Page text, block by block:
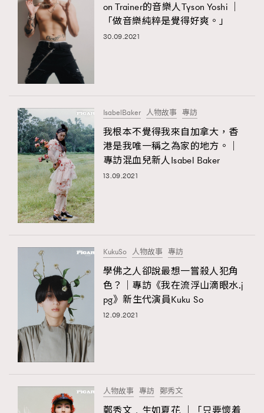
on Trainer的音樂人Tyson Yoshi ｜
「做音樂純粹是覺得好爽。」
30.09.2021
IsabelBaker 人物故事 專訪
我根本不覺得我來自加拿大，香
港是我唯一稱之為家的地方。｜
專訪混血兒新人Isabel Baker
13.09.2021
KukuSo 人物故事 專訪
學佛之人卻說最想一嘗殺人犯角
色？｜專訪《我在流浮山滴眼水.j
pg》新生代演員Kuku So
12.09.2021
人物故事 專訪 鄭秀文
鄭秀文﹒生如夏花 ｜「只要懷着